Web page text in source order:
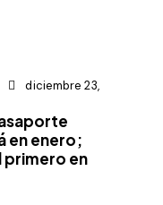
diciembre 23,
en enero;
primero en